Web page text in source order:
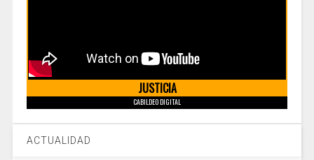
JUSTICIA
CABILDEO DIGITAL
ACTUALIDAD